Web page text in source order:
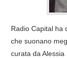
DISCOGRAFIA
Radio Capital ha
che suonano
curata da